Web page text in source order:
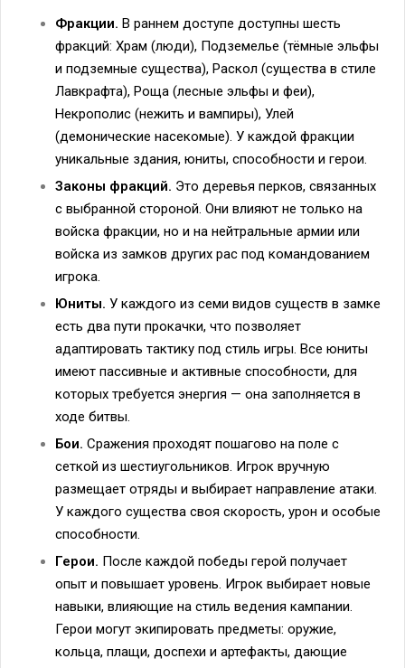
Фракции. В раннем доступе доступны шесть
фракций: Храм (люди), Подземелье (тёмные эльфы
и подземные существа), Раскол (существа в стиле
Лавкрафта), Роща (лесные эльфы и феи),
Некрополис (нежить и вампиры), Улей
(демонические насекомые). У каждой фракции
уникальные здания, юниты, способности и герои.
Законы фракций. Это деревья перков, связанных
с выбранной стороной. Они влияют не только на
войска фракции, но и на нейтральные армии или
войска из замков других рас под командованием
игрока.
Юниты. У каждого из семи видов существ в замке
есть два пути прокачки, что позволяет
адаптировать тактику под стиль игры. Все юниты
имеют пассивные и активные способности, для
которых требуется энергия — она заполняется в
ходе битвы.
Бои. Сражения проходят пошагово на поле с
сеткой из шестиугольников. Игрок вручную
размещает отряды и выбирает направление атаки.
У каждого существа своя скорость, урон и особые
способности.
Герои. После каждой победы герой получает
опыт и повышает уровень. Игрок выбирает новые
навыки, влияющие на стиль ведения кампании.
Герои могут экипировать предметы: оружие,
кольца, плащи, доспехи и артефакты, дающие